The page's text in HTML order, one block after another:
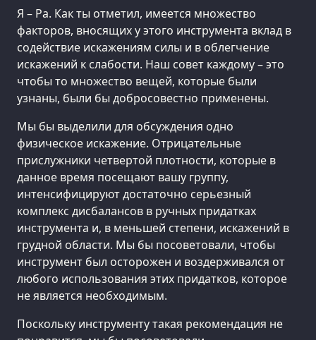
Я – Ра. Как ты отметил, имеется множество
факторов, вносящих у этого инструмента вклад в
содействие искажениям силы и в облегчение
искажений к слабости. Наш совет каждому – это
чтобы то множество вещей, которые были
узнаны, были бы добросовестно применены.
Мы бы выделили для обсуждения одно
физическое искажение. Отрицательные
прислужники четвертой плотности, которые в
данное время посещают вашу группу,
интенсифицируют достаточно серьезный
комплекс дисбалансов в ручных придатках
инструмента и, в меньшей степени, искажений в
грудной области. Мы бы посоветовали, чтобы
инструмент был осторожен и воздерживался от
любого использования этих придатков, которое
не является необходимым.
Поскольку инструменту такая рекомендация не